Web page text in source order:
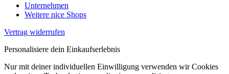
Unternehmen
Weitere nice Shops
Vertrag widerrufen
Personalisiere dein Einkaufserlebnis
Nur mit deiner individuellen Einwilligung verwenden wir Cookies